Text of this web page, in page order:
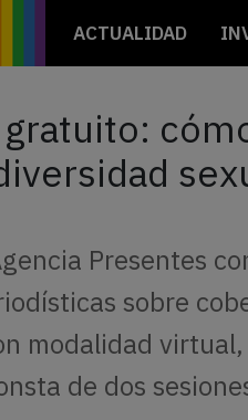
ACTUALIDAD
Presentes
sobre
modalidad
de dos